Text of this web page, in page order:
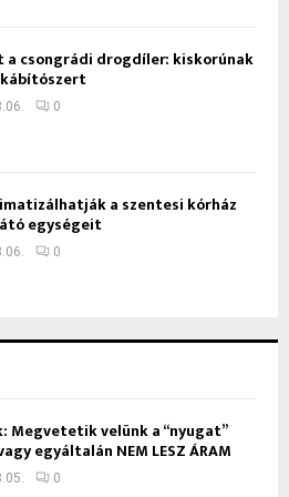
Megvetetik velünk a “nyugat”
egyáltalán NEM LESZ ÁRAM
0
a csongrádi drogdíler: kiskorúnak
0
a szentesi kórház
egységeit
0